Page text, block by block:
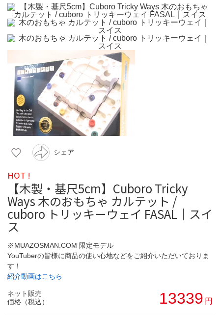
シェア
HOT !
【木製・基尺5cm】Cuboro Tricky
Ways 木のおもちゃ カルテット /
cuboro トリッキーウェイ FASAL｜スイ
ス
※MUAZOSMAN.COM 限定モデル
YouTuberの皆様に商品の使い心地などをご紹介いただいておりま
す！
紹介動画はこちら
ネット販売
価格（税込）
13339 円